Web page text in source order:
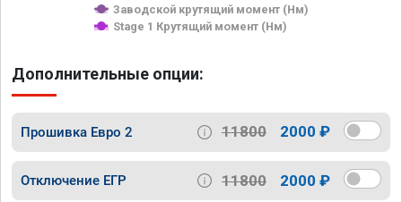
Заводской крутящий момент (Нм)
Stage 1 Крутящий момент (Нм)
Дополнительные опции:
Прошивка Евро 2 11800 2000 ₽
Отключение ЕГР 11800 2000 ₽